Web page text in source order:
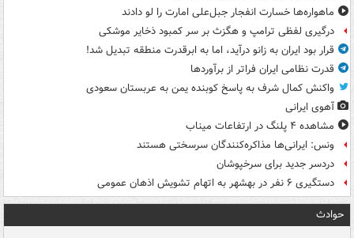
ماهواره‌ها خسارت انفجار جبل‌علی امارت را لو دادند
درگیری لفظی ترامپ و هگزث بر سر کمبود ذخایر موشکی
قرار بود ایران به زانو درآید، اما به ابرقدرت منطقه تبدیل شد!
قدرت نظامی ایران فراتر از برآوردها
واکنش کمال شرف به پاسخ کوبنده یمن به عربستان سعودی
آهوی ایرانی
مشاهده ۴ پلنگ در ارتفاعات میناب
ونس: ایرانی‌ها مذاکره‌کنندگان سرسختی هستند
دردسر جدید برای سرخپوشان
دستگیری ۶ نفر در بهشهر به اتهام تشویش اذهان عمومی
حوادث